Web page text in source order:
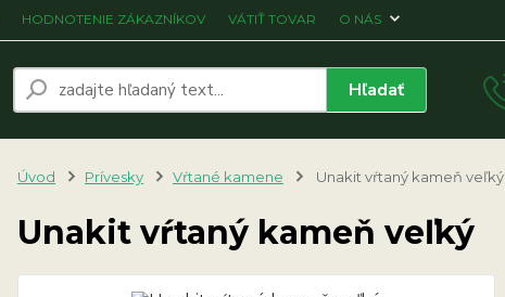
HODNOTENIE ZÁKAZNÍKOV VÁTIŤ TOVAR O NÁS
Hľadať
Úvod Prívesky Vŕtané kamene Unakit vŕtaný kameň veľký
Unakit vŕtaný kameň veľký